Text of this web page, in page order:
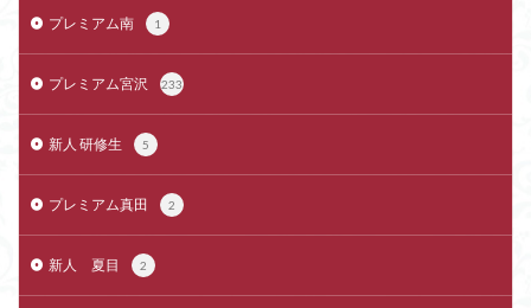
プレミアム南 1
プレミアム宮沢 233
新人 研修生 5
プレミアム真田 2
新人 夏目 2